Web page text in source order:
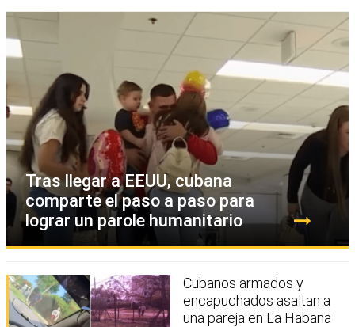
Tras llegar a EEUU, cubana
comparte el paso a paso para
lograr un parole humanitario
Cubanos armados y
encapuchados asaltan a
una pareja en La Habana